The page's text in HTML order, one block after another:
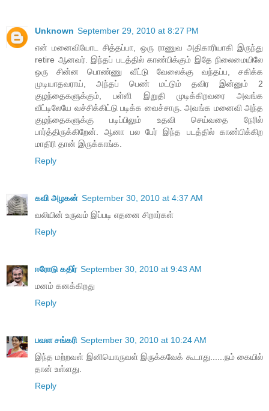
Unknown September 29, 2010 at 8:27 PM
என் மனைவியோட சித்தப்பா, ஒரு ராணுவ அதிகாரியாகி இருந்து
retire ஆனவர். இந்தப் படத்தில் காண்பிக்கும் இதே நிலைமையிலே
ஒரு சின்ன பொண்ணு வீட்டு வேலைக்கு வந்தப்ப, சகிக்க
முடியாதவராய், அந்தப் பெண் மட்டும் தவிர இன்னும் 2
குழந்தைகளுக்கும், பள்ளி இறுதி முடிக்கிறவரை அவங்க
வீட்டிலேயே வச்சிக்கிட்டு படிக்க வைச்சாரு. அவங்க மனைவி அந்த
குழந்தைகளுக்கு படிப்பிலும் உதவி செய்வதை நேரில்
பார்த்திருக்கிறேன். ஆனா பல பேர் இந்த படத்தில் காண்பிக்கிற
மாதிரி தான் இருக்காங்க.
Reply
கவி அழகன் September 30, 2010 at 4:37 AM
வலியின் உருவம் இப்படி எதனை சிறார்கள்
Reply
ஈரோடு கதிர் September 30, 2010 at 9:43 AM
மனம் கனக்கிறது
Reply
பவள சங்கரி September 30, 2010 at 10:24 AM
இந்த மற்றவள் இனியொருவள் இருக்கவேக் கூடாது......நம் கையில்
தான் உள்ளது.
Reply